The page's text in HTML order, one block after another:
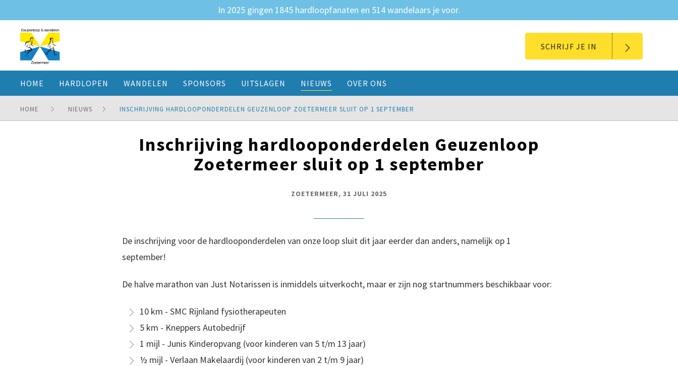
In 2025 gingen 1845 hardloopfanaten en 514 wandelaars je voor.
SCHRIJF JE IN
HOME HARDLOPEN WANDELEN SPONSORS UITSLAGEN NIEUWS OVER ONS
HOME NIEUWS INSCHRIJVING HARDLOOPONDERDELEN GEUZENLOOP ZOETERMEER SLUIT OP 1 SEPTEMBER
Inschrijving hardlooponderdelen Geuzenloop
Zoetermeer sluit op 1 september
ZOETERMEER, 31 JULI 2025
De inschrijving voor de hardlooponderdelen van onze loop sluit dit jaar eerder dan anders, namelijk op 1
september!
De halve marathon van Just Notarissen is inmiddels uitverkocht, maar er zijn nog startnummers beschikbaar voor:
10 km - SMC Rijnland fysiotherapeuten
5 km - Kneppers Autobedrijf
1 mijl - Junis Kinderopvang (voor kinderen van 5 t/m 13 jaar)
½ mijl - Verlaan Makelaardij (voor kinderen van 2 t/m 9 jaar)